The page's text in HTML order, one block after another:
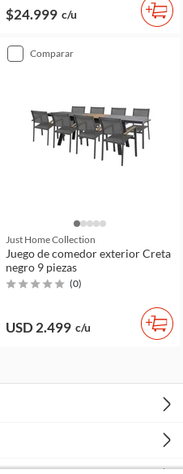
$24.999 c/u
comparar
Just Home Collection
Juego de comedor exterior Creta
negro 9 piezas
(0)
USD 2.499 c/u